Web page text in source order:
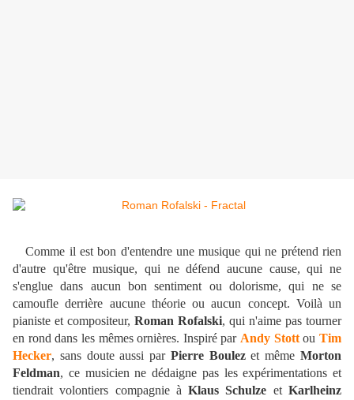
Comme il est bon d'entendre une musique qui ne prétend rien
d'autre qu'être musique, qui ne défend aucune cause, qui ne
s'englue dans aucun bon sentiment ou dolorisme, qui ne se
camoufle derrière aucune théorie ou aucun concept. Voilà un
pianiste et compositeur, Roman Rofalski, qui n'aime pas tourner
en rond dans les mêmes ornières. Inspiré par Andy StottouTim
Hecker, sans doute aussi par Pierre Boulezet mêmeMorton
Feldman, ce musicien ne dédaigne pas les expérimentations et
tiendrait volontiers compagnie àKlaus Schulze etKarlheinz